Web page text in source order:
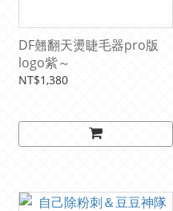
DF翹翻天燙睫毛器pro版
logo紫～
NT$1,380